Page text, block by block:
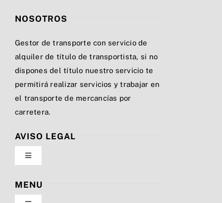
NOSOTROS
Gestor de transporte con servicio de
alquiler de título de transportista, si no
dispones del título nuestro servicio te
permitirá realizar servicios y trabajar en
el transporte de mercancías por
carretera.
AVISO LEGAL
Toggle
Navigation
Política de privacidad
MENU